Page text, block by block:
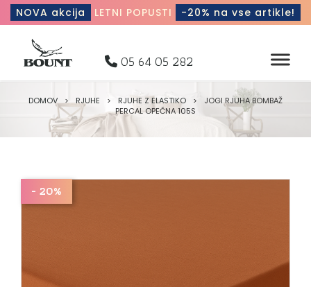
NOVA akcija LETNI POPUSTI -20% na vse artikle!
05 64 05 282
DOMOV > RJUHE > RJUHE Z ELASTIKO >
JOGI RJUHA BOMBAŽ
PERCAL OPEČNA 105S
- 20%